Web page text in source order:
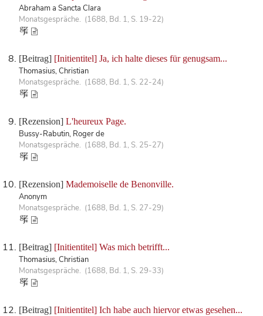
Abraham a Sancta Clara
Monatsgespräche. (1688, Bd. 1, S. 19-22)
[Beitrag] [Initientitel] Ja, ich halte dieses für genugsam...
Thomasius, Christian
Monatsgespräche. (1688, Bd. 1, S. 22-24)
[Rezension] L'heureux Page.
Bussy-Rabutin, Roger de
Monatsgespräche. (1688, Bd. 1, S. 25-27)
[Rezension] Mademoiselle de Benonville.
Anonym
Monatsgespräche. (1688, Bd. 1, S. 27-29)
[Beitrag] [Initientitel] Was mich betrifft...
Thomasius, Christian
Monatsgespräche. (1688, Bd. 1, S. 29-33)
[Beitrag] [Initientitel] Ich habe auch hiervor etwas gesehen...